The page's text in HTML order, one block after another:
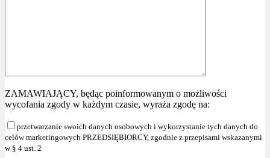
ZAMAWIAJĄCY, będąc poinformowanym o możliwości
wycofania zgody w każdym czasie, wyraża zgodę na:
przetwarzanie swoich danych osobowych i wykorzystanie tych danych do
celów marketingowych PRZEDSIĘBIORCY, zgodnie z przepisami wskazanymi
w § 4 ust. 2